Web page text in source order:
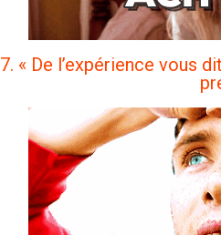
7. « De l’expérience vous